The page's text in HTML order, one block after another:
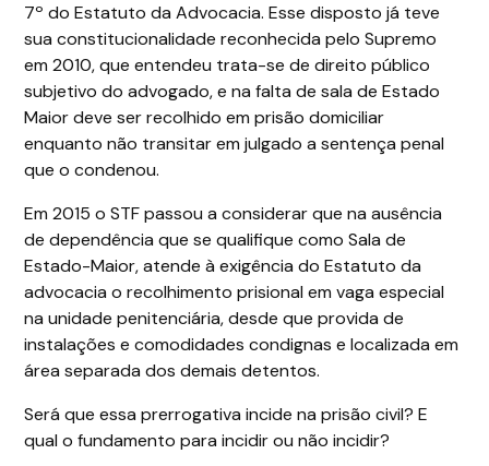
7º do Estatuto da Advocacia. Esse disposto já teve
sua constitucionalidade reconhecida pelo Supremo
em 2010, que entendeu trata-se de direito público
subjetivo do advogado, e na falta de sala de Estado
Maior deve ser recolhido em prisão domiciliar
enquanto não transitar em julgado a sentença penal
que o condenou.
Em 2015 o STF passou a considerar que na ausência
de dependência que se qualifique como Sala de
Estado-Maior, atende à exigência do Estatuto da
advocacia o recolhimento prisional em vaga especial
na unidade penitenciária, desde que provida de
instalações e comodidades condignas e localizada em
área separada dos demais detentos.
Será que essa prerrogativa incide na prisão civil? E
qual o fundamento para incidir ou não incidir?